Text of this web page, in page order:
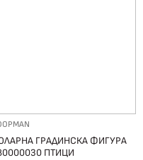
ГРАДИНСКА ФИГУРА
ПТИЦИ